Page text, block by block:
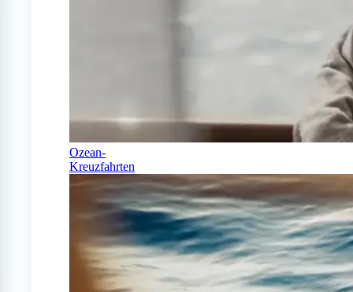
Ozean-
Kreuzfahrten